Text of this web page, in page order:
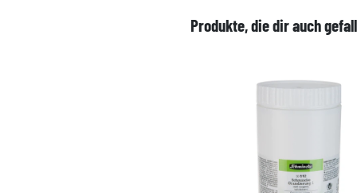
Produkte, die dir auch